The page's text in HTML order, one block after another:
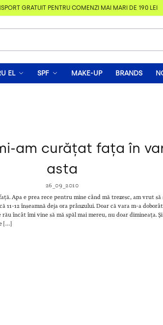
GRATUIT PENTRU COMENZI MAI MARI DE 190 LEI
EL SPF MAKE-UP BRANDS
am curățat fața în
asta
26_09_2010
Apa e prea rece pentru mine când mă trezesc, am vrut să
11-12 înseamnă deja ora prânzului. Doar că vara m-a
rău încât îmi vine să mă spăl mai mereu, nu doar dimineața. Și
[…]